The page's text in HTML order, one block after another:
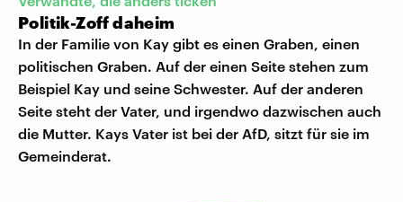
Politik-Zoff daheim
In der Familie von Kay gibt es einen Graben, einen
politischen Graben. Auf der einen Seite stehen zum
Beispiel Kay und seine Schwester. Auf der anderen
Seite steht der Vater, und irgendwo dazwischen auch
die Mutter. Kays Vater ist bei der AfD, sitzt für sie im
Gemeinderat.